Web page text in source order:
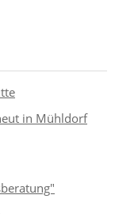
in Mühldorf